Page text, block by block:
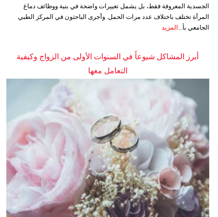
الجسدية المعروفة فقط، بل يشمل تغييرات واضحة في بنية ووظائف دماغ
المرأة تختلف باختلاف عدد مرات الحمل. وأجرى الباحثون في المركز الطبي
الجامعي بأ... المزيد
أبرز المشاكل شيوعاً في السنوات الأولى من الزواج وكيفية
التعامل معها